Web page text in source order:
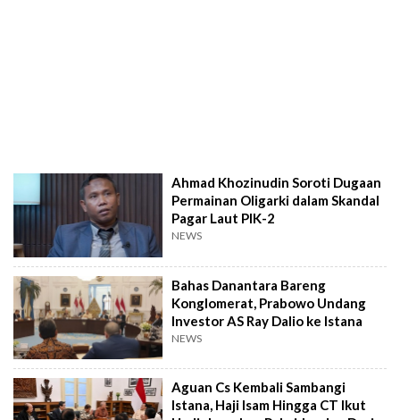
Ahmad Khozinudin Soroti Dugaan
Permainan Oligarki dalam Skandal
Pagar Laut PIK-2
NEWS
Bahas Danantara Bareng
Konglomerat, Prabowo Undang
Investor AS Ray Dalio ke Istana
NEWS
Aguan Cs Kembali Sambangi
Istana, Haji Isam Hingga CT Ikut